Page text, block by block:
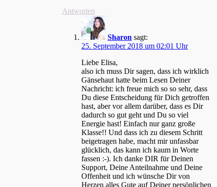
Antworten
Sharon sagt:
25. September 2018 um 02:01 Uhr
Liebe Elisa,
also ich muss Dir sagen, dass ich wirklich
Gänsehaut hatte beim Lesen Deiner
Nachricht: ich freue mich so so sehr, dass
Du diese Entscheidung für Dich getroffen
hast, aber vor allem darüber, dass es Dir
dadurch so gut geht und Du so viel
Energie hast! Einfach nur ganz große
Klasse!! Und dass ich zu diesem Schritt
beigetragen habe, macht mir unfassbar
glücklich, das kann ich kaum in Worte
fassen :-). Ich danke DIR für Deinen
Support, Deine Anteilnahme und Deine
Offenheit und ich wünsche Dir von
Herzen alles Gute auf Deiner persönlichen